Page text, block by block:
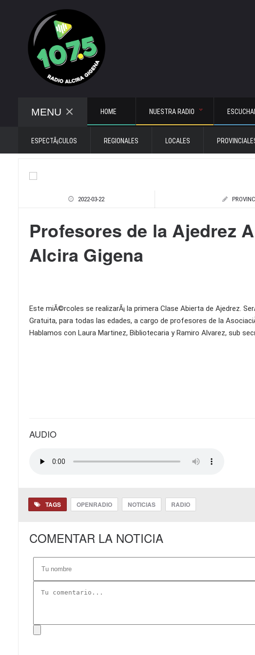
MENU HOME NUESTRA RADIO
ESPECTÃ¡CULOS REGIONALES LOCALES
2022-03-22
Profesores de la Ajedrez
Alcira Gigena
Este miÃ©rcoles se realizarÃ¡ la primera Clase Abierta de Ajedrez.
Gratuita, para todas las edades, a cargo de profesores de la
Hablamos con Laura Martinez, Bibliotecaria y Ramiro Alvarez, sub
AUDIO
TAGS OPENRADIO NOTICIAS RADIO
COMENTAR LA NOTICIA